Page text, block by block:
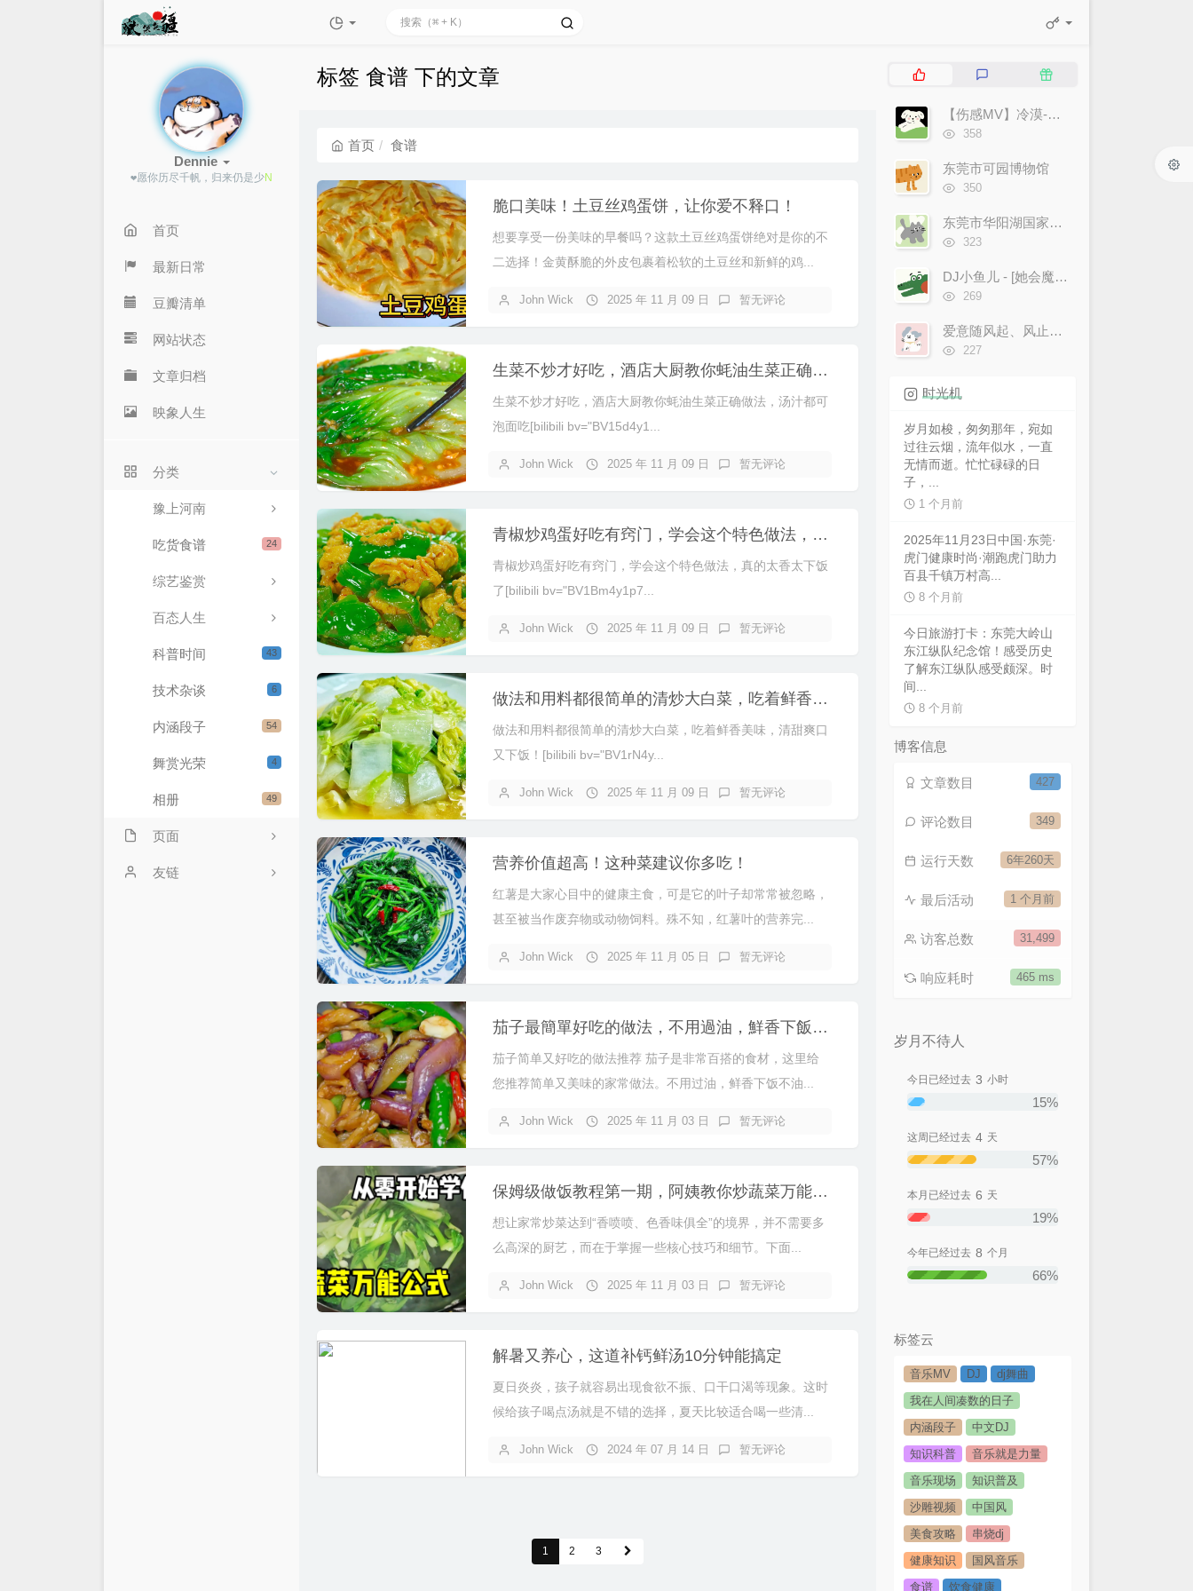
Dennie
❤愿你历尽千帆，归c5W=Y
首页
最新日常
豆瓣清单
网站状态
文章归档
映象人生
分类
豫上河南
24
吃货食谱
综艺鉴赏
百态人生
43
科普时间
6
技术杂谈
54
内涵段子
4
舞赏光荣
49
相册
页面
豆瓣清单
友链
标签 食谱 下的文章
首页 食谱
脆口美味！土豆丝鸡蛋饼，让你爱不释口！
想要享受一份美味的早餐吗？这款土豆丝鸡蛋饼绝对是你的不
二选择！金黄酥脆的外皮包裹着松软的土豆丝和新鲜的鸡...
John Wick 2025 年 11 月 09 日 暂无评论
生菜不炒才好吃，酒店大厨教你蚝油生菜正确做法！
生菜不炒才好吃，酒店大厨教你蚝油生菜正确做法，汤汁都可
泡面吃[bilibili bv="BV15d4y1...
John Wick 2025 年 11 月 09 日 暂无评论
青椒炒鸡蛋好吃有窍门，学会这个特色做法，真的太香太下饭了
青椒炒鸡蛋好吃有窍门，学会这个特色做法，真的太香太下饭
了[bilibili bv="BV1Bm4y1p7...
John Wick 2025 年 11 月 09 日 暂无评论
做法和用料都很简单的清炒大白菜，吃着鲜香美味，清甜爽口又下饭
做法和用料都很简单的清炒大白菜，吃着鲜香美味，清甜爽口
又下饭！[bilibili bv="BV1rN4y...
John Wick 2025 年 11 月 09 日 暂无评论
营养价值超高！这种菜建议你多吃！
红薯是大家心目中的健康主食，可是它的叶子却常常被忽略，
甚至被当作废弃物或动物饲料。殊不知，红薯叶的营养完...
John Wick 2025 年 11 月 05 日 暂无评论
茄子最簡單好吃的做法，不用過油，鮮香下飯不油膩，全家都愛吃
茄子简单又好吃的做法推荐 茄子是非常百搭的食材，这里给
您推荐简单又美味的家常做法。不用过油，鲜香下饭不油...
John Wick 2025 年 11 月 03 日 暂无评论
保姆级做饭教程第一期，阿姨教你炒蔬菜万能公式
想让家常炒菜达到“香喷喷、色香味俱全”的境界，并不需要多
么高深的厨艺，而在于掌握一些核心技巧和细节。下面...
John Wick 2025 年 11 月 03 日 暂无评论
解暑又养心，这道补钙鲜汤10分钟能搞定
夏日炎炎，孩子就容易出现食欲不振、口干口渴等现象。这时
候给孩子喝点汤就是不错的选择，夏天比较适合喝一些清...
John Wick 2024 年 07 月 14 日 暂无评论
1 2 3
热
文
章
评
随
【伤感MV】冷漠-逃不开躲不过 经典也流行~！
浏
次
数:
358
东莞市可园博物馆
浏
次
数:
350
东莞市华阳湖国家湿地公园
浏
次
数:
323
DJ小鱼儿 - [她会魔法吧]-官方MV
浏
次
数:
269
爱意随风起、风止意难平!
浏
227
时光机
岁月如梭，匆匆那年，宛如
过往云烟，流年似水，一直
无情而逝。忙忙碌碌的日
子，...
1 个月前
2025年11月23日中国·东莞·
虎门健康时尚·潮跑虎门助力
百县千镇万村高...
8 个月前
今日旅游打卡：东莞大岭山
东江纵队纪念馆！感受历史
了解东江纵队感受颇深。时
间...
8 个月前
博客信息
427
文章数目
349
评论数目
6年260天
运行天数
1 个月前
最后活动
31,499
访客总数
465 ms
响应耗时
岁月不待人
今日已经过去 3 小时
15%
这周已经过去 4 天
57%
本月已经过去 6 天
19%
今年已经过去 8 个月
66%
标签云
音乐MV DJ
dj舞曲
我在人间凑数的日子
内涵段子
中文DJ
知识科普
音乐就是力量
音乐现场
知识普及
沙雕视频
中国风
美食攻略
串烧dj
健康知识
国风音乐
食谱
饮食健康